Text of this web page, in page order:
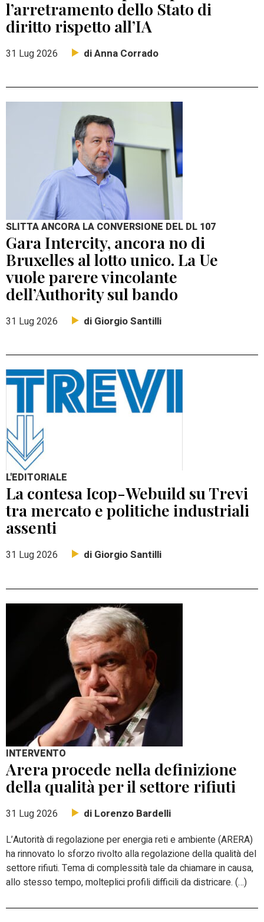
l’arretramento dello Stato di
diritto rispetto all’IA
31 Lug 2026 di Anna Corrado
SLITTA ANCORA LA CONVERSIONE DEL DL 107
Gara Intercity, ancora no di
Bruxelles al lotto unico. La Ue
vuole parere vincolante
dell’Authority sul bando
31 Lug 2026 di Giorgio Santilli
L'EDITORIALE
La contesa Icop-Webuild su Trevi
tra mercato e politiche industriali
assenti
31 Lug 2026 di Giorgio Santilli
INTERVENTO
Arera procede nella definizione
della qualità per il settore rifiuti
31 Lug 2026 di Lorenzo Bardelli
L’Autorità di regolazione per energia reti e ambiente (ARERA)
ha rinnovato lo sforzo rivolto alla regolazione della qualità del
settore rifiuti. Tema di complessità tale da chiamare in causa,
allo stesso tempo, molteplici profili difficili da districare. (…)